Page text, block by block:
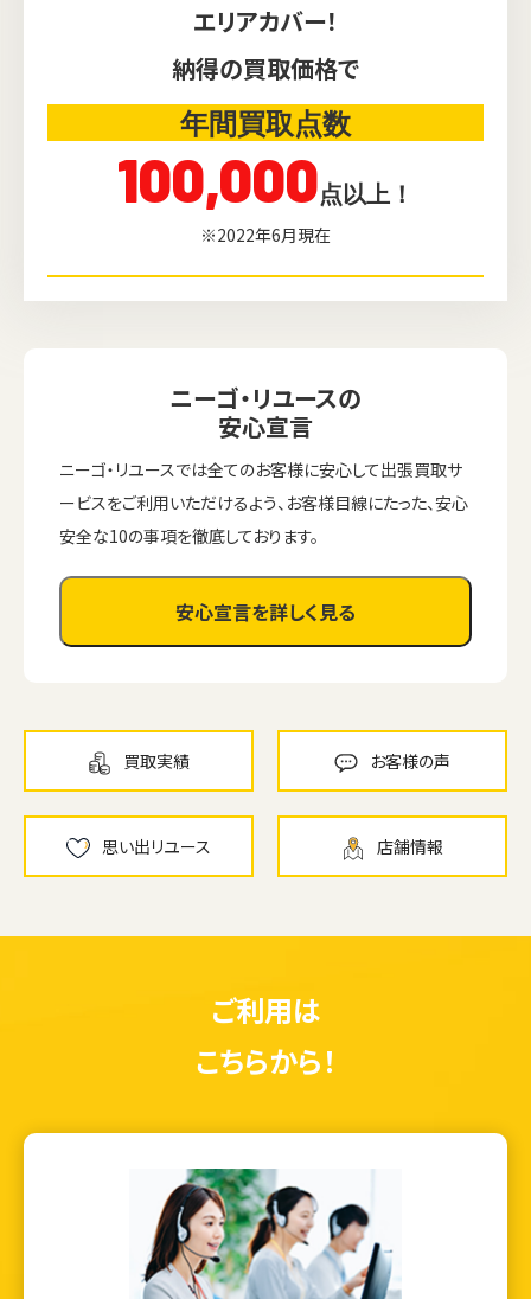
エリアカバー！
納得の買取価格で
年間買取点数
100,000点以上！
※2022年6月現在
ニーゴ・リユースの
安心宣言
ニーゴ・リユースでは全てのお客様に安心して出張買取サ
ービスをご利用いただけるよう、お客様目線にたった、安心
安全な10の事項を徹底しております。
安心宣言を詳しく見る
買取実績 お客様の声
思い出リユース 店舗情報
ご利用は
こちらから！